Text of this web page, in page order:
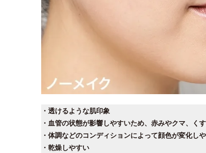
・透けるような肌印象
・血管の状態が影響しやすいため、赤みやクマ、く
・体調などのコンディションによって顔色が変化し
・乾燥しやすい